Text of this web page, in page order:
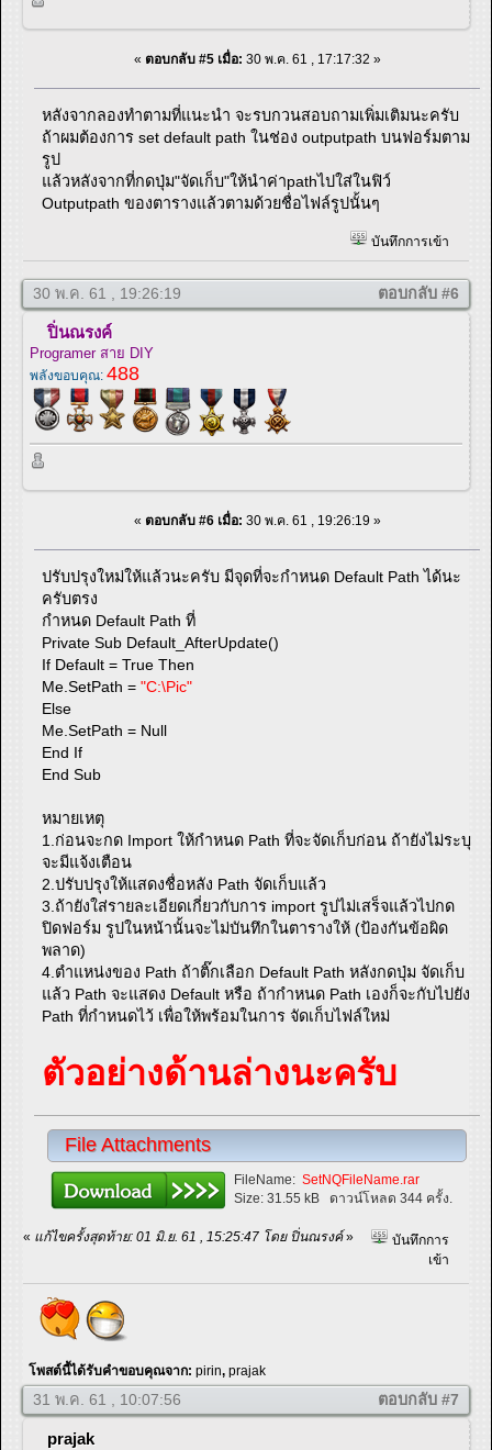
« ตอบกลับ #5 เมื่อ: 30 พ.ค. 61 , 17:17:32 »
หลังจากลองทำตามที่แนะนำ จะรบกวนสอบถามเพิ่มเติมนะครับ
ถ้าผมต้องการ set default path ในช่อง outputpath บนฟอร์มตาม
รูป
แล้วหลังจากที่กดปุ่ม"จัดเก็บ"ให้นำค่าpathไปใส่ในฟิว์
Outputpath ของตารางแล้วตามด้วยชื่อไฟล์รูปนั้นๆ
บันทึกการเข้า
30 พ.ค. 61 , 19:26:19 ตอบกลับ #6
ปิ่นณรงค์
Programer สาย DIY
พลังขอบคุณ: 488
« ตอบกลับ #6 เมื่อ: 30 พ.ค. 61 , 19:26:19 »
ปรับปรุงใหม่ให้แล้วนะครับ มีจุดที่จะกำหนด Default Path ได้นะ
ครับตรง
กำหนด Default Path ที่
Private Sub Default_AfterUpdate()
If Default = True Then
Me.SetPath ="C:\Pic"
Else
Me.SetPath = Null
End If
End Sub
หมายเหตุ
1.ก่อนจะกด Import ให้กำหนด Path ที่จะจัดเก็บก่อน ถ้ายังไม่ระบุ
จะมีแจ้งเตือน
2.ปรับปรุงให้แสดงชื่อหลัง Path จัดเก็บแล้ว
3.ถ้ายังใส่รายละเอียดเกี่ยวกับการ import รูปไม่เสร็จแล้วไปกด
ปิดฟอร์ม รูปในหน้านั้นจะไม่บันทึกในตารางให้ (ป้องกันข้อผิด
พลาด)
4.ตำแหน่งของ Path ถ้าติ๊กเลือก Default Path หลังกดปุ่ม จัดเก็บ
แล้ว Path จะแสดง Default หรือ ถ้ากำหนด Path เองก็จะกับไปยัง
Path ที่กำหนดไว้ เพื่อให้พร้อมในการ จัดเก็บไฟล์ใหม่
ตัวอย่างด้านล่างนะครับ
File Attachments
FileName:SetNQFileName.rar
Size:31.55 kB ดาวน์โหลด 344 ครั้ง.
« แก้ไขครั้งสุดท้าย: 01 มิ.ย. 61 , 15:25:47 โดย ปิ่นณรงค์»
บันทึกการ
เข้า
โพสต์นี้ได้รับคำขอบคุณจาก: pirin, prajak
31 พ.ค. 61 , 10:07:56 ตอบกลับ #7
prajak